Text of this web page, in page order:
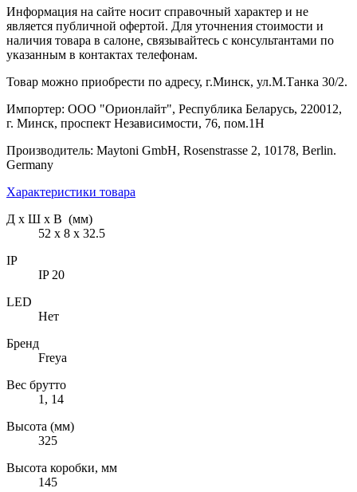
Информация на сайте носит справочный характер и не
является публичной офертой. Для уточнения стоимости и
наличия товара в салоне, связывайтесь с консультантами по
указанным в контактах телефонам.
Товар можно приобрести по адресу, г.Минск, ул.М.Танка 30/2.
Импортер: ООО "Орионлайт", Республика Беларусь, 220012,
г. Минск, проспект Независимости, 76, пом.1Н
Производитель: Maytoni GmbH, Rosenstrasse 2, 10178, Berlin.
Germany
Характеристики товара
Д х Ш х В (мм)
52 х 8 х 32.5
IP
IP 20
LED
Нет
Бренд
Freya
Вес брутто
1, 14
Высота (мм)
325
Высота коробки, мм
145